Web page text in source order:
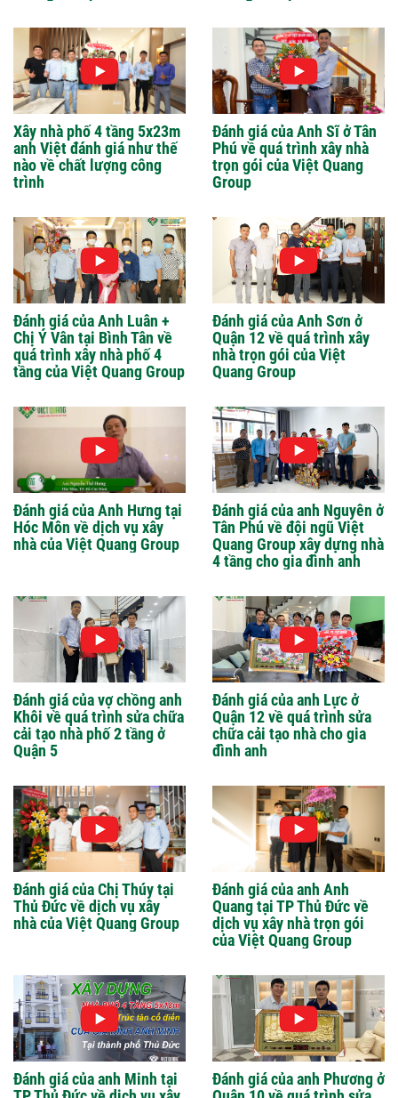
Xây nhà phố 4 tầng 5x23m
anh Việt đánh giá như thế
nào về chất lượng công
trình
Đánh giá của Anh Sĩ ở Tân
Phú về quá trình xây nhà
trọn gói của Việt Quang
Group
Đánh giá của Anh Luân +
Chị Ý Vân tại Bình Tân về
quá trình xây nhà phố 4
tầng của Việt Quang Group
Đánh giá của Anh Sơn ở
Quận 12 về quá trình xây
nhà trọn gói của Việt
Quang Group
Đánh giá của Anh Hưng tại
Hóc Môn về dịch vụ xây
nhà của Việt Quang Group
Đánh giá của anh Nguyên ở
Tân Phú về đội ngũ Việt
Quang Group xây dựng nhà
4 tầng cho gia đình anh
Đánh giá của vợ chồng anh
Khôi về quá trình sửa chữa
cải tạo nhà phố 2 tầng ở
Quận 5
Đánh giá của anh Lực ở
Quận 12 về quá trình sửa
chữa cải tạo nhà cho gia
đình anh
Đánh giá của Chị Thúy tại
Thủ Đức về dịch vụ xây
nhà của Việt Quang Group
Đánh giá của anh Anh
Quang tại TP Thủ Đức về
dịch vụ xây nhà trọn gói
của Việt Quang Group
Đánh giá của anh Minh tại
Đánh giá của anh Phương ở